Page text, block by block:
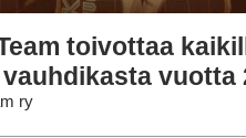
toivottaa
vuotta
ry